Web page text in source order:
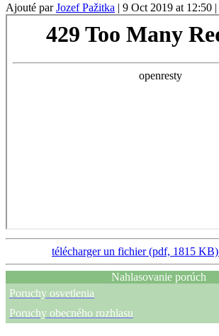
Ajouté parJozef Pažitka | 9 Oct 2019 at 12:50 |
télécharger un fichier (pdf, 1815 KB)
Nahlasovanie porúch
Poruchy osvetlenia
Poruchy obecného rozhlasu